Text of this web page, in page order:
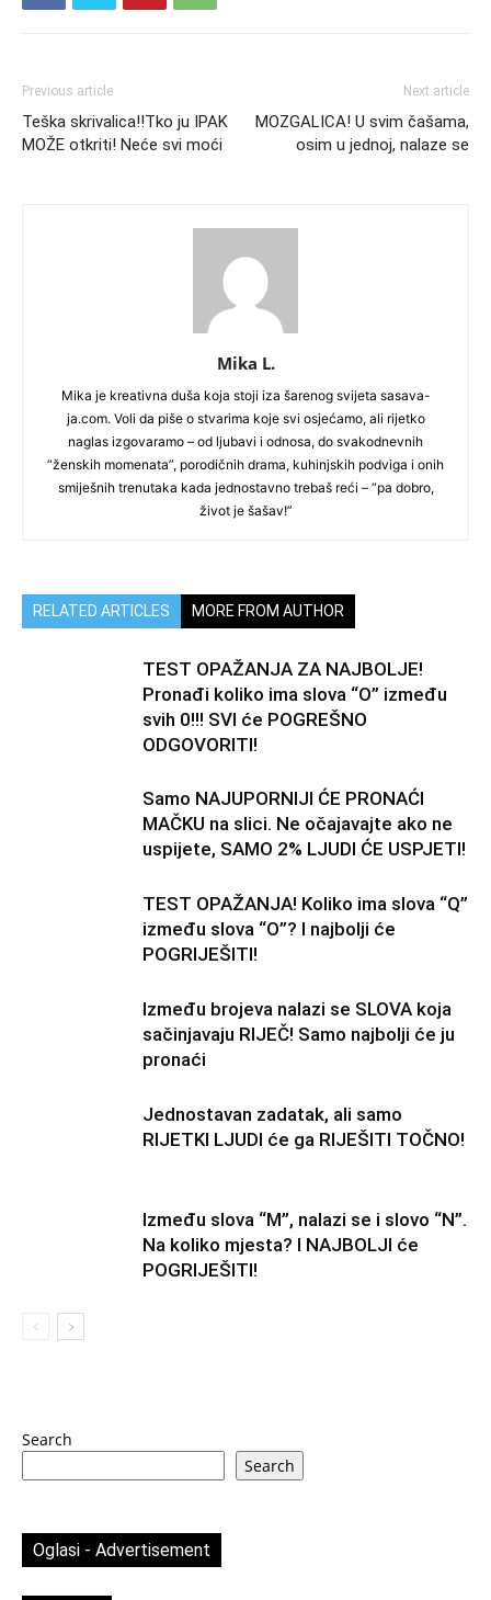
Previous article
Teška skrivalica!!Tko ju IPAK
MOŽE otkriti! Neće svi moći
Next article
MOZGALICA! U svim čašama,
osim u jednoj, nalaze se
Mika L.
Mika je kreativna duša koja stoji iza šarenog svijeta sasava-
ja.com. Voli da piše o stvarima koje svi osjećamo, ali rijetko
naglas izgovaramo – od ljubavi i odnosa, do svakodnevnih
“ženskih momenata”, porodičnih drama, kuhinjskih podviga i onih
smiješnih trenutaka kada jednostavno trebaš reći – “pa dobro,
život je šašav!”
RELATED ARTICLES MORE FROM AUTHOR
TEST OPAŽANJA ZA NAJBOLJE!
Pronađi koliko ima slova “O” između
svih 0!!! SVI će POGREŠNO
ODGOVORITI!
Samo NAJUPORNIJI ĆE PRONAĆI
MAČKU na slici. Ne očajavajte ako ne
uspijete, SAMO 2% LJUDI ĆE USPJETI!
TEST OPAŽANJA! Koliko ima slova “Q”
između slova “O”? I najbolji će
POGRIJEŠITI!
Između brojeva nalazi se SLOVA koja
sačinjavaju RIJEČ! Samo najbolji će ju
pronaći
Jednostavan zadatak, ali samo
RIJETKI LJUDI će ga RIJEŠITI TOČNO!
Između slova “M”, nalazi se i slovo “N”.
Na koliko mjesta? I NAJBOLJI će
POGRIJEŠITI!
Search
Search
Oglasi - Advertisement